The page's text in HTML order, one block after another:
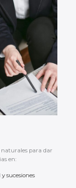
naturales para dar
en:
sucesiones